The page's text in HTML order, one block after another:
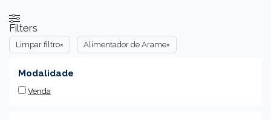
Filters
Limpar filtro× Alimentador de Arame×
Modalidade
Venda